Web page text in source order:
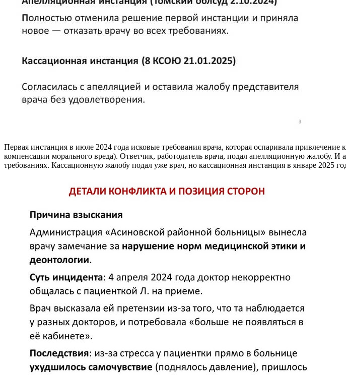
Первая инстанция в июле 2024 года исковые требования врача, которая оспаривала
компенсации морального вреда). Ответчик, работодатель врача, подал апелляционную жалобу.
требованиях. Кассационную жалобу подал уже врач, но кассационная инстанция в январе 2025